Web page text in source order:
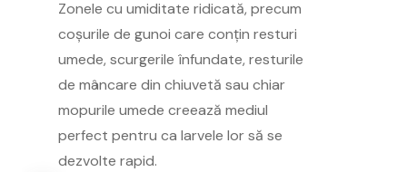
Zonele cu umiditate ridicată, precum
coșurile de gunoi care conțin resturi
umede, scurgerile înfundate, resturile
de mâncare din chiuvetă sau chiar
mopurile umede creează mediul
perfect pentru ca larvele lor să se
dezvolte rapid.